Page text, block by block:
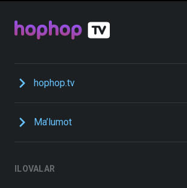
hophop.tv
Ma’lumot
ILOVALAR